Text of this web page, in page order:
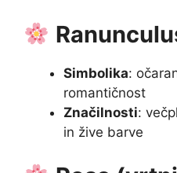
Simbolika:
romantičnost
Značilnosti:
in žive barve